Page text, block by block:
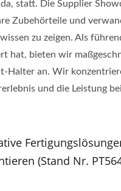
statt. Die Supplier
Zubehörteile und
zu zeigen. Als
hat, bieten wir
Halter an. Wir
und die Leistung
(Stand Nr.